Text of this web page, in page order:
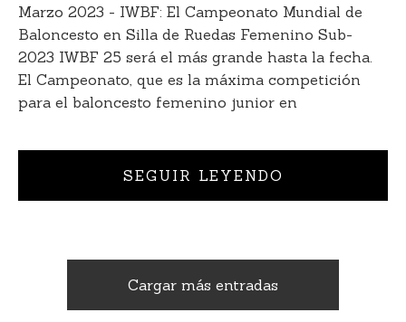
Marzo 2023 - IWBF: El Campeonato Mundial de
Baloncesto en Silla de Ruedas Femenino Sub-
2023 IWBF 25 será el más grande hasta la fecha.
El Campeonato, que es la máxima competición
para el baloncesto femenino junior en
SEGUIR LEYENDO
Cargar más entradas